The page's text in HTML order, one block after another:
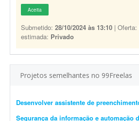
Aceita
Submetido: 28/10/2024 às 13:10 | Oferta:
estimada: Privado
Projetos semelhantes no 99Freelas